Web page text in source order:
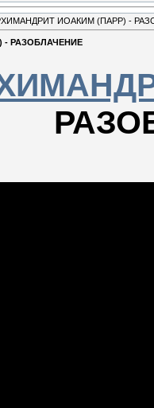
ИОАКИМ (ПАРР) -
- РАЗОБЛАЧЕНИЕ